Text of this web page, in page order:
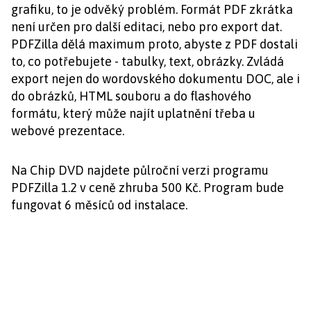
grafiku, to je odvěký problém. Formát PDF zkrátka
není určen pro další editaci, nebo pro export dat.
PDFZilla dělá maximum proto, abyste z PDF dostali
to, co potřebujete - tabulky, text, obrázky. Zvládá
export nejen do wordovského dokumentu DOC, ale i
do obrázků, HTML souboru a do flashového
formátu, který může najít uplatnění třeba u
webové prezentace.
Na Chip DVD najdete půlroční verzi programu
PDFZilla 1.2 v ceně zhruba 500 Kč. Program bude
fungovat 6 měsíců od instalace.